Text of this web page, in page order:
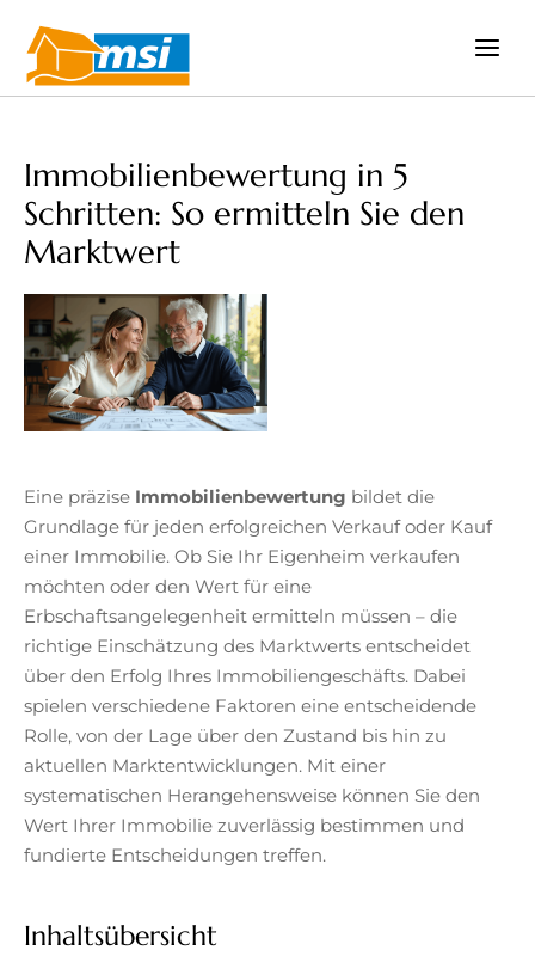
Inhalt
springen
Immobilienbewertung in 5
Schritten: So ermitteln Sie den
Marktwert
Eine präzise Immobilienbewertung bildet die
Grundlage für jeden erfolgreichen Verkauf oder Kauf
einer Immobilie. Ob Sie Ihr Eigenheim verkaufen
möchten oder den Wert für eine
Erbschaftsangelegenheit ermitteln müssen – die
richtige Einschätzung des Marktwerts entscheidet
über den Erfolg Ihres Immobiliengeschäfts. Dabei
spielen verschiedene Faktoren eine entscheidende
Rolle, von der Lage über den Zustand bis hin zu
aktuellen Marktentwicklungen. Mit einer
systematischen Herangehensweise können Sie den
Wert Ihrer Immobilie zuverlässig bestimmen und
fundierte Entscheidungen treffen.
Inhaltsübersicht